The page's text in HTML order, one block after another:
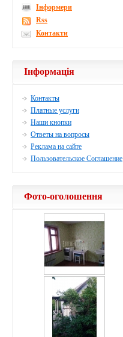
Інформери
Rss
Контакти
Інформація
Контакты
Платные услуги
Наши кнопки
Ответы на вопросы
Реклама на сайте
Пользовательское Соглашение
Фото-оголошення